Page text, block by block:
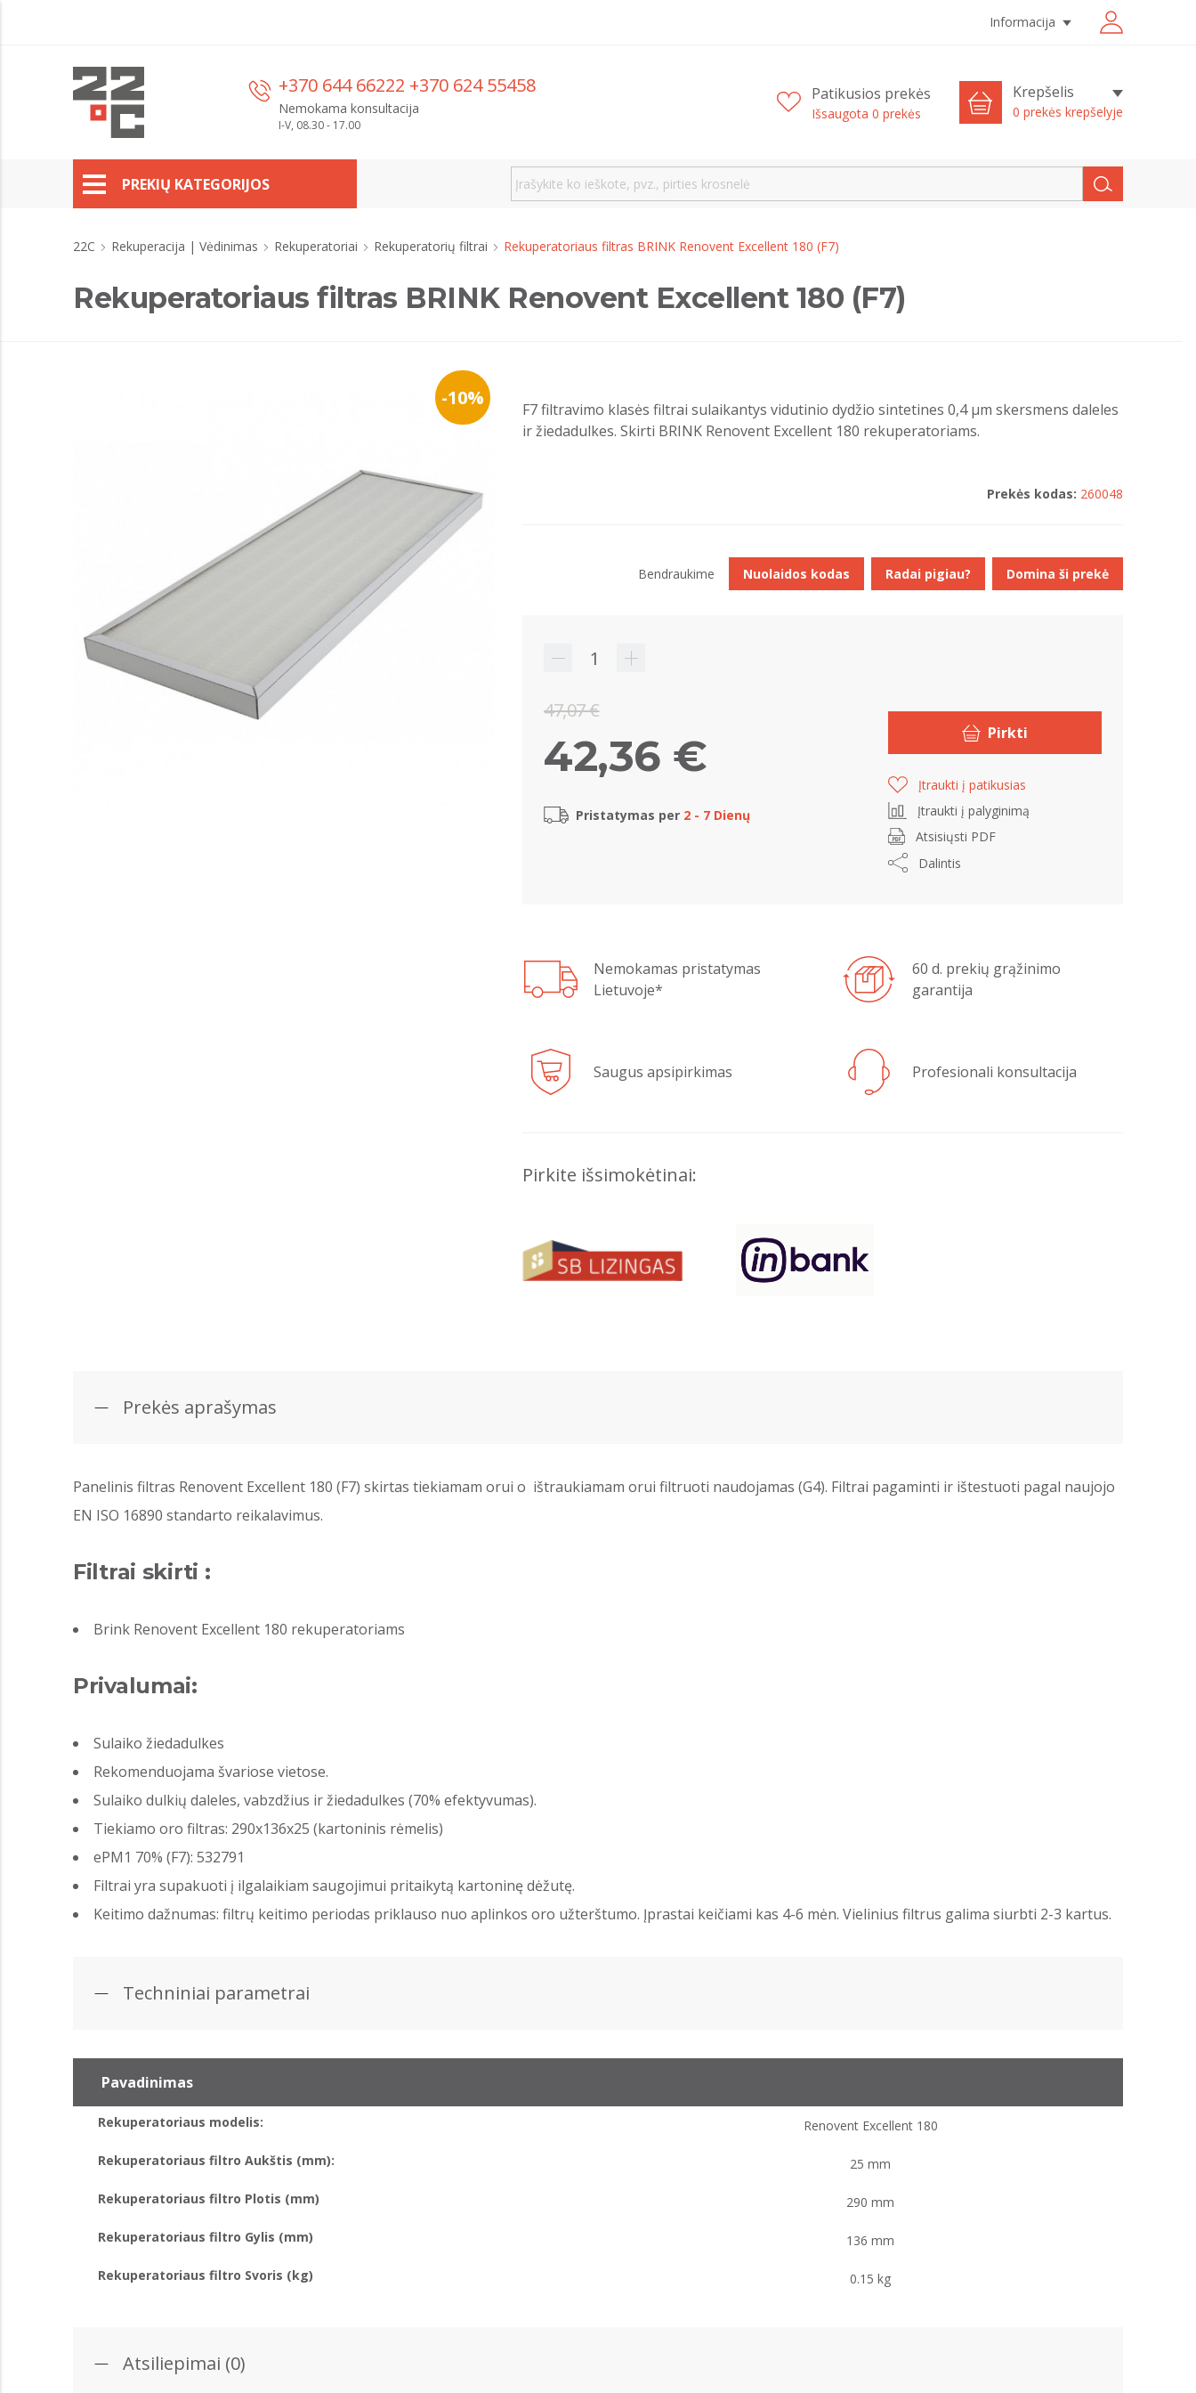
Informacija
+370 644 66222 +370 624 55458
Nemokama konsultacija
I-V, 08.30 - 17.00
Patikusios prekės
Išsaugota 0 prekės
Krepšelis
0 prekės krepšelyje
PREKIŲ KATEGORIJOS
22C Rekuperacija | Vėdinimas Rekuperatoriai Rekuperatorių filtrai Rekuperatoriaus filtras BRINK Renovent Excellent 180 (F7)
Rekuperatoriaus filtras BRINK Renovent Excellent 180 (F7)
-10%
F7 filtravimo klasės filtrai sulaikantys vidutinio dydžio sintetines 0,4 µm skersmens daleles
ir žiedadulkes. Skirti BRINK Renovent Excellent 180 rekuperatoriams.
Prekės kodas: 260048
47,07 €
42,36 €
Pristatymas per 2 - 7 Dienų
Pirkti
Įtraukti į patikusias
Įtraukti į palyginimą
Atsisiųsti PDF
Dalintis
Nemokamas pristatymas
Lietuvoje*
60 d. prekių grąžinimo
garantija
Saugus apsipirkimas Profesionali konsultacija
Pirkite išsimokėtinai:
Bendraukime Nuolaidos kodas Radai pigiau? Domina ši prekė
Prekės aprašymas
Panelinis filtras Renovent Excellent 180 (F7) skirtas tiekiamam orui o ištraukiamam orui filtruoti naudojamas (G4). Filtrai pagaminti ir ištestuoti pagal naujojo
EN ISO 16890 standarto reikalavimus.
Filtrai skirti :
Brink Renovent Excellent 180 rekuperatoriams
Privalumai:
Sulaiko žiedadulkes
Rekomenduojama švariose vietose.
Sulaiko dulkių daleles, vabzdžius ir žiedadulkes (70% efektyvumas).
Tiekiamo oro filtras: 290x136x25 (kartoninis rėmelis)
ePM1 70% (F7): 532791
Filtrai yra supakuoti į ilgalaikiam saugojimui pritaikytą kartoninę dėžutę.
Keitimo dažnumas: filtrų keitimo periodas priklauso nuo aplinkos oro užterštumo. Įprastai keičiami kas 4-6 mėn. Vielinius filtrus galima siurbti 2-3 kartus.
Techniniai parametrai
Pavadinimas
Rekuperatoriaus modelis: Renovent Excellent 180
Rekuperatoriaus filtro Aukštis (mm): 25 mm
Rekuperatoriaus filtro Plotis (mm) 290 mm
Rekuperatoriaus filtro Gylis (mm) 136 mm
Rekuperatoriaus filtro Svoris (kg) 0.15 kg
Atsiliepimai (0)